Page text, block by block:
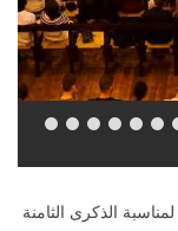
الذكرى الثامنة